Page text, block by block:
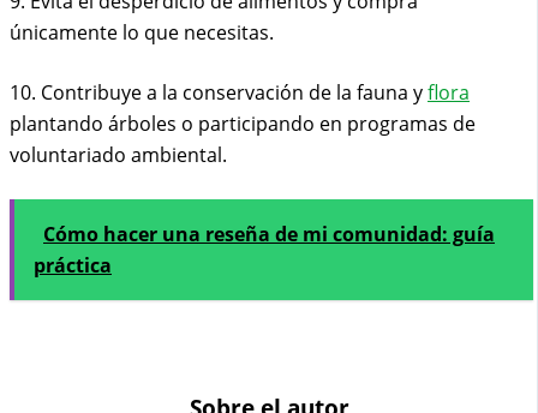
únicamente lo que necesitas.
10. Contribuye a la conservación de la fauna yflora
plantando árboles o participando en programas de
voluntariado ambiental.
Cómo hacer una reseña de mi comunidad: guía
práctica